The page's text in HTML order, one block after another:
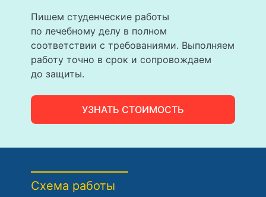
Пишем студенческие работы
по лечебному делу в полном
соответствии с требованиями. Выполняем
работу точно в срок и сопровождаем
до защиты.
УЗНАТЬ СТОИМОСТЬ
Схема работы